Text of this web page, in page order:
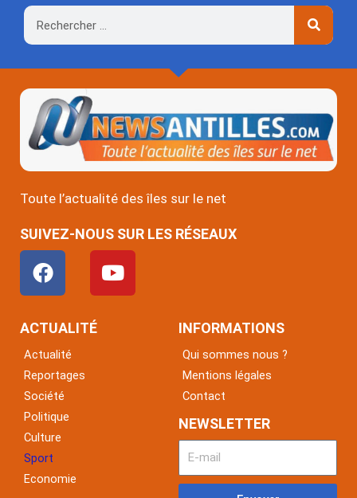
Rechercher
Toute l’actualité des îles sur le net
SUIVEZ-NOUS SUR LES RÉSEAUX
F
a
c
e
o
o
k
Y
o
u
ACTUALITÉ
Actualité
Reportages
Société
Politique
Culture
Sport
Economie
INFORMATIONS
Qui sommes nous ?
Mentions légales
Contact
NEWSLETTER